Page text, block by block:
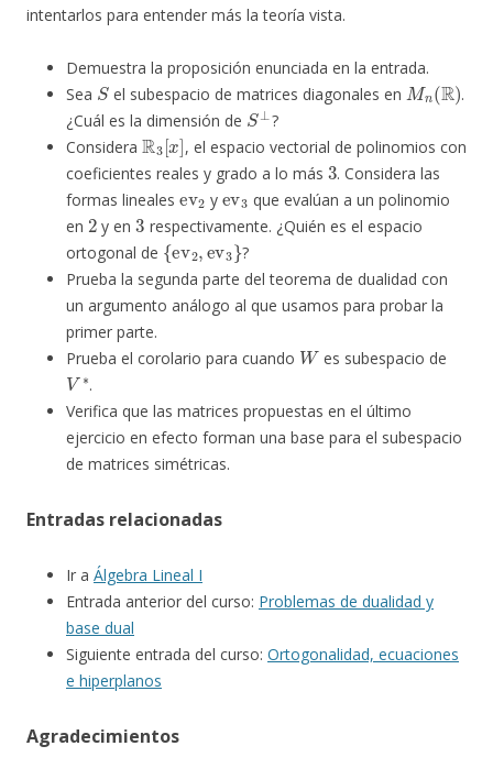
intentarlos para entender más la teoría vista.
Demuestra la proposición enunciada en la entrada.
Sea
S
el subespacio de matrices diagonales en
Mn (R)
.
¿Cuál es la dimensión de
S⊥
?
Considera
R3[x]
, el espacio vectorial de polinomios con
coeficientes reales y grado a lo más
3
. Considera las
formas lineales
ev 2
y
ev3
que evalúan a un polinomio
en
2
y en
3
respectivamente. ¿Quién es el espacio
ortogonal de
{ev2,ev3}
?
Prueba la segunda parte del teorema de dualidad con
un argumento análogo al que usamos para probar la
primer parte.
Prueba el corolario para cuando
W
es subespacio de
V∗
.
Verifica que las matrices propuestas en el último
ejercicio en efecto forman una base para el subespacio
de matrices simétricas.
Entradas relacionadas
Ir a Álgebra Lineal I
Entrada anterior del curso: Problemas de dualidad y
base dual
Siguiente entrada del curso: Ortogonalidad, ecuaciones
e hiperplanos
Agradecimientos